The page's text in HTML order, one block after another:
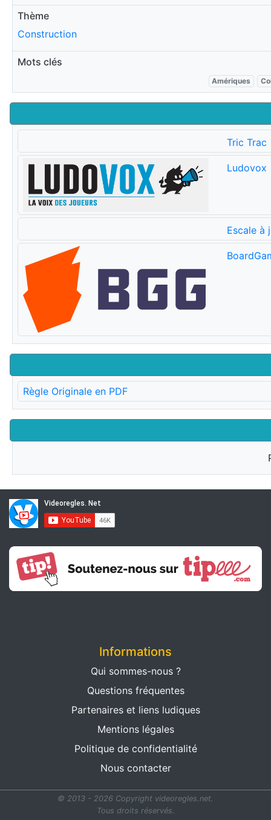
Thème
Construction
Mots clés
Amériques
Tric Trac
Ludovox
Escale à
Règle Originale en PDF
Informations
Qui sommes-nous ?
Questions fréquentes
Partenaires et liens ludiques
Mentions légales
Politique de confidentialité
Nous contacter
© 2013 - 2026 Copyright videoregles.net.
Tous droits réservés.